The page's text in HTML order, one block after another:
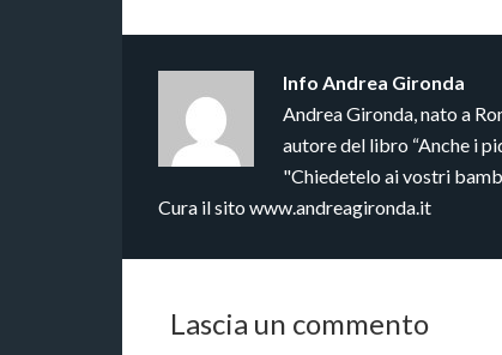
Info Andrea Gironda
Andrea Gironda, nato a
autore del libro “Anche i
"Chiedetelo ai vostri
Cura il sito www.andreagironda.it
Lascia un commento